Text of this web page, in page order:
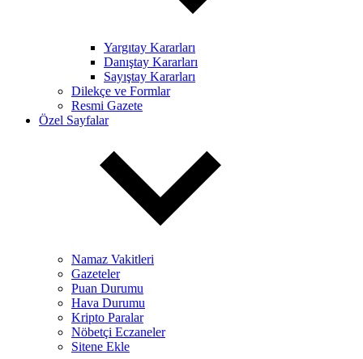
Yargıtay Kararları
Danıştay Kararları
Sayıştay Kararları
Dilekçe ve Formlar
Resmi Gazete
Özel Sayfalar
Namaz Vakitleri
Gazeteler
Puan Durumu
Hava Durumu
Kripto Paralar
Nöbetçi Eczaneler
Sitene Ekle